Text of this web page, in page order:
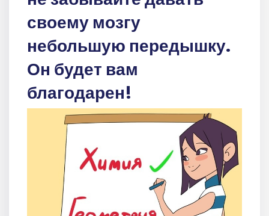
своему мозгу
небольшую передышку.
Он будет вам
благодарен!